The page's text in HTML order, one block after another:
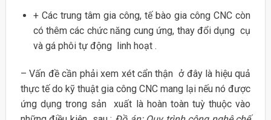
+ Các trung tâm gia công, tế bào gia công CNC còn
có thêm các chức năng cung ứng, thay đổi dụng cụ
và gá phôi tự động linh hoạt .
– Vấn đề cần phải xem xét cẩn thận ở đây là hiệu quả
thực tế do kỹ thuật gia công CNC mang lại nếu nó được
ứng dụng trong sản xuất là hoàn toàn tuỳ thuộc vào